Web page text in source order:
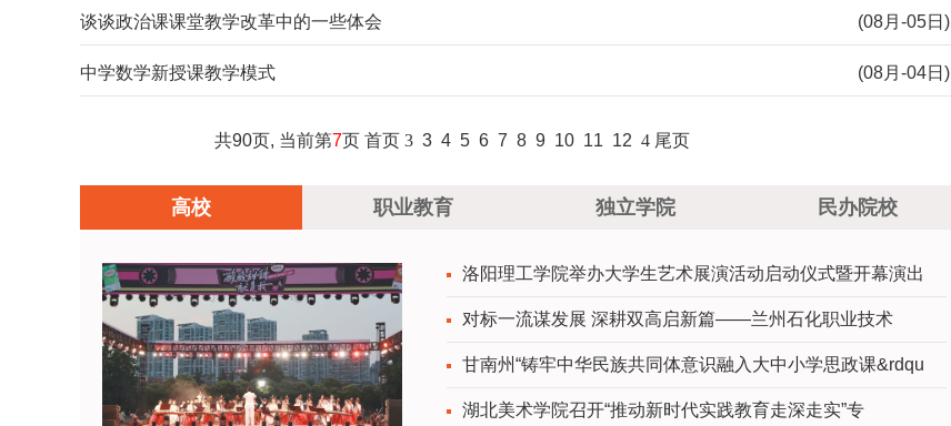
谈谈政治课课堂教学改革中的一些体会 (08月-05日)
中学数学新授课教学模式 (08月-04日)
共90页, 当前第7页 首页 3 3 4 5 6 7 8 9 10 11 12 4 尾页
高校 职业教育 独立学院 民办院校
洛阳理工学院举办大学生艺术展演活动启动仪式暨开幕演出
对标一流谋发展 深耕双高启新篇——兰州石化职业技术
甘南州“铸牢中华民族共同体意识融入大中小学思政课&rdqu
湖北美术学院召开“推动新时代实践教育走深走实”专